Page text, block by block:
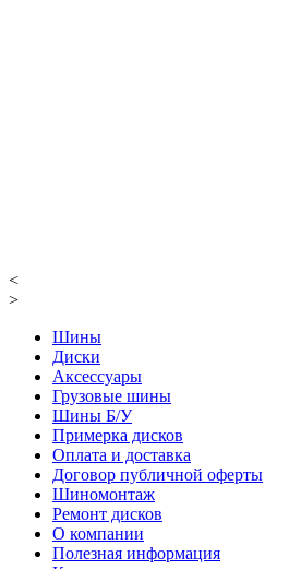
<
>
Шины
Диски
Аксессуары
Грузовые шины
Шины Б/У
Примерка дисков
Оплата и доставка
Договор публичной оферты
Шиномонтаж
Ремонт дисков
О компании
Полезная информация